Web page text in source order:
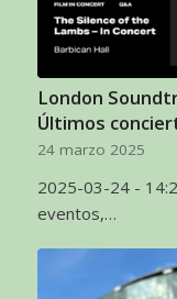
London
Últimos
24 marzo 2025
2025-03-24 -
eventos,…